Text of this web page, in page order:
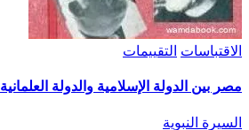
الاقتباسات التقييمات
مصر بين الدولة الإسلامية والدولة العلمانية
السيرة النبوية